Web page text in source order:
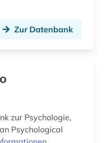
Zur Datenbank
zur Psychologie,
Psychological